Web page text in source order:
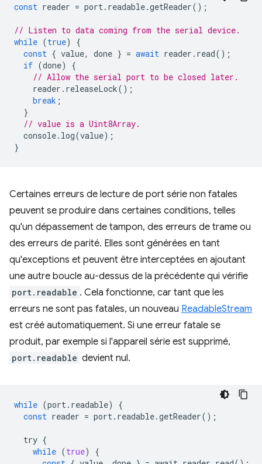
const reader = port. readable.getReader();
// Listen to data coming from the serial device.
while (true)
{
const { value, done } = await reader . read();
if (done)
{
// Allow the serial port to be closed later.
reader . releaseLock();
break ;
}
// value is a Uint8Array.
console. log(value);
}
Certaines erreurs de lecture de port série non fatales
peuvent se produire dans certaines conditions, telles
qu'un dépassement de tampon, des erreurs de trame ou
des erreurs de parité. Elles sont générées en tant
qu'exceptions et peuvent être interceptées en ajoutant
une autre boucle au-dessus de la précédente qui vérifie
port.readable . Cela fonctionne, car tant que les
erreurs ne sont pas fatales, un nouveau ReadableStream
est créé automatiquement. Si une erreur fatale se
produit, par exemple si l'appareil série est supprimé,
port.readable devient nul.
while (port. readable)
{
const reader = port. readable.getReader();
try {
while (true)
{